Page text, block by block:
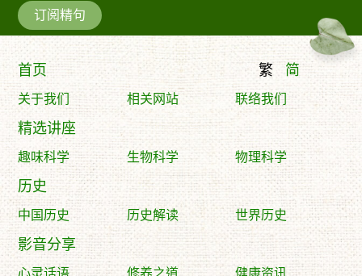
订阅精句
首页 简
繁
关于我们 相关网站 联络我们
精选讲座
趣味科学 生物科学 物理科学
历史
中国历史 历史解读 世界历史
影音分享
心灵话语 修养之道 健康资讯